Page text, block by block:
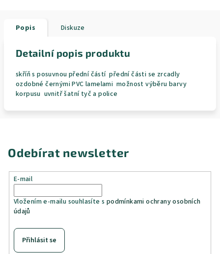
Popis Diskuze
Detailní popis produktu
skříň s posuvnou přední částí přední části se zrcadly
ozdobné černými PVC lamelami možnost výběru barvy
korpusu uvnitř šatní tyč a police
Odebírat newsletter
E-mail
Vložením e-mailu souhlasíte s podmínkami ochrany osobních
údajů
Přihlásit se